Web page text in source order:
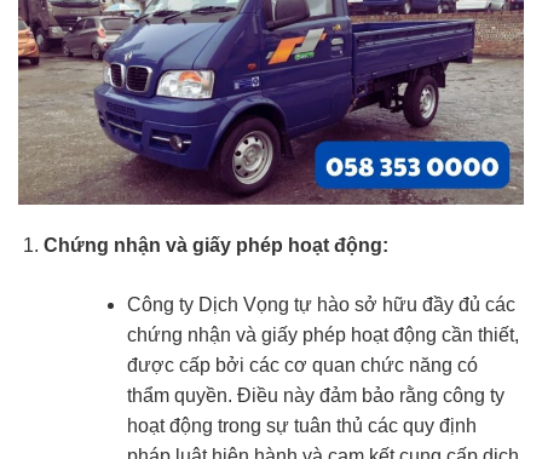
Chứng nhận và giấy phép hoạt động:
Công ty Dịch Vọng tự hào sở hữu đầy đủ các
chứng nhận và giấy phép hoạt động cần thiết,
được cấp bởi các cơ quan chức năng có
thẩm quyền. Điều này đảm bảo rằng công ty
hoạt động trong sự tuân thủ các quy định